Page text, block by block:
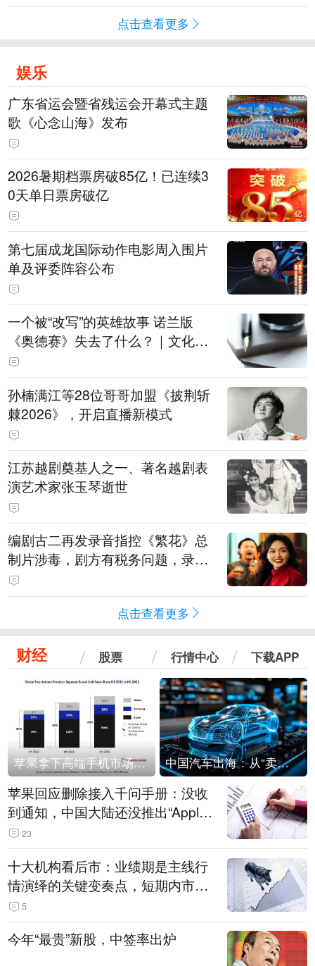
点击查看更多
娱乐
广东省运会暨省残运会开幕式主题
歌《心念山海》发布
2026暑期档票房破85亿！已连续3
0天单日票房破亿
第七届成龙国际动作电影周入围片
单及评委阵容公布
一个被“改写”的英雄故事 诺兰版
《奥德赛》失去了什么？｜文化观
察
孙楠满江等28位哥哥加盟《披荆斩
棘2026》，开启直播新模式
江苏越剧奠基人之一、著名越剧表
演艺术家张玉琴逝世
编剧古二再发录音指控《繁花》总
制片涉毒，剧方有税务问题，录音
中王家卫称“一点够了，要不然又要
出事”
点击查看更多
财经 股票 行情中心 下载APP
苹果拿下高端手机市场65%的份额：iPhone 17系列功不可没 中国汽车出海：从“卖出去”到“走进去”
苹果回应删除接入千问手册：没收
到通知，中国大陆还没推出“Apple
智能使用千问”功能
23
十大机构看后市：业绩期是主线行
情演绎的关键变奏点，短期内市场
或继续反弹，关注三条业绩主线
5
今年“最贵”新股，中签率出炉